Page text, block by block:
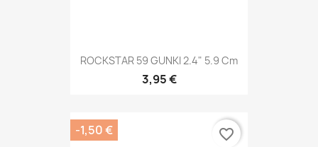
ROCKSTAR 59 GUNKI 2.4" 5.9 Cm
3,95 €
-1,50 € favorite_border